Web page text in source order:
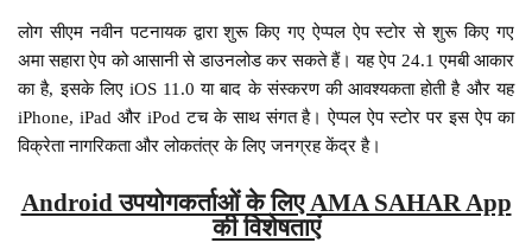
लोग सीएम नवीन पटनायक द्वारा शुरू किए गए ऐप्पल ऐप स्टोर से शुरू किए गए
अमा सहारा ऐप को आसानी से डाउनलोड कर सकते हैं। यह ऐप 24.1 एमबी आकार
का है, इसके लिए iOS 11.0 या बाद के संस्करण की आवश्यकता होती है और यह
iPhone, iPad और iPod टच के साथ संगत है। ऐप्पल ऐप स्टोर पर इस ऐप का
विक्रेता नागरिकता और लोकतंत्र के लिए जनग्रह केंद्र है।
Android उपयोगकर्ताओं के लिए AMA SAHAR App
की विशेषताएं